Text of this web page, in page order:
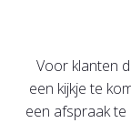
Voor klanten
een kijkje te
een afspraak te